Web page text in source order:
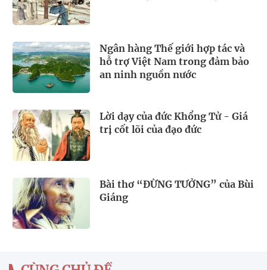
Ngân hàng Thế giới hợp tác và
hỗ trợ Việt Nam trong đảm bảo
an ninh nguồn nước
Lời dạy của đức Khổng Tử - Giá
trị cốt lõi của đạo đức
Bài thơ “ĐỪNG TƯỞNG” của Bùi
Giáng